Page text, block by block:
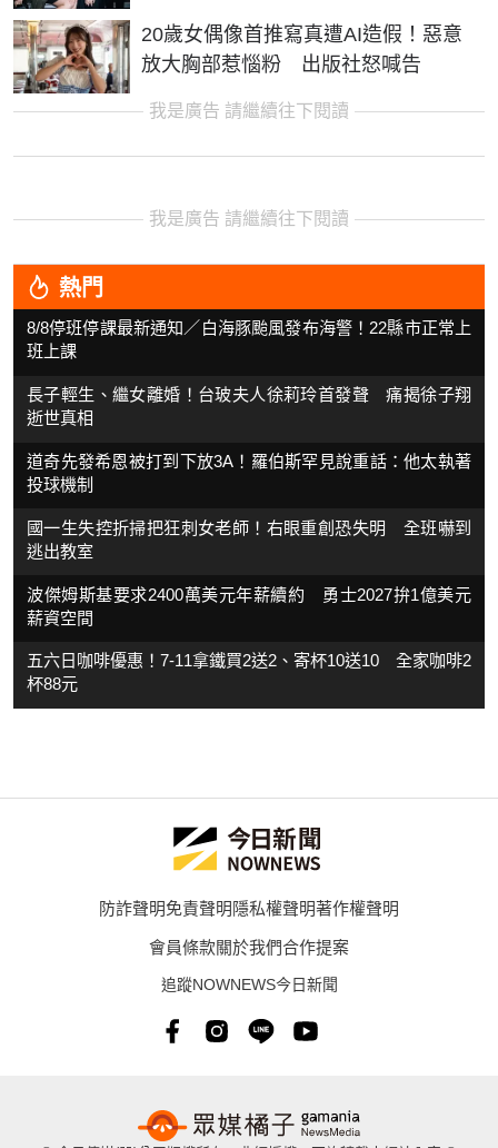
20歲女偶像首推寫真遭AI造假！惡意
放大胸部惹惱粉 出版社怒喊告
我是廣告 請繼續往下閱讀
我是廣告 請繼續往下閱讀
熱門
8/8停班停課最新通知／白海豚颱風發布海警！22縣市正常上
班上課
長子輕生、繼女離婚！台玻夫人徐莉玲首發聲 痛揭徐子翔
逝世真相
道奇先發希恩被打到下放3A！羅伯斯罕見說重話：他太執著
投球機制
國一生失控折掃把狂刺女老師！右眼重創恐失明 全班嚇到
逃出教室
波傑姆斯基要求2400萬美元年薪續約 勇士2027拚1億美元
薪資空間
五六日咖啡優惠！7-11拿鐵買2送2、寄杯10送10 全家咖啡2
杯88元
防詐聲明免責聲明隱私權聲明著作權聲明
會員條款關於我們合作提案
追蹤NOWNEWS今日新聞